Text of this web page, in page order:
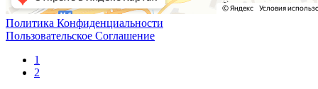
Политика Конфиденциальности
Пользовательское Соглашение
1
2